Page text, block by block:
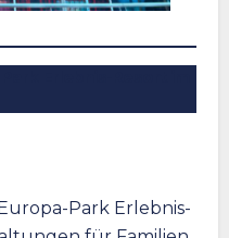
Park Erlebnis-